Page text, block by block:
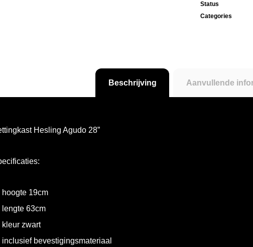
Status
Categories
Beschrijving Aanvullende
Hesling Agudo 28”
hoogte 19cm
lengte 63cm
kleur zwart
inclusief bevestigingsmateriaal